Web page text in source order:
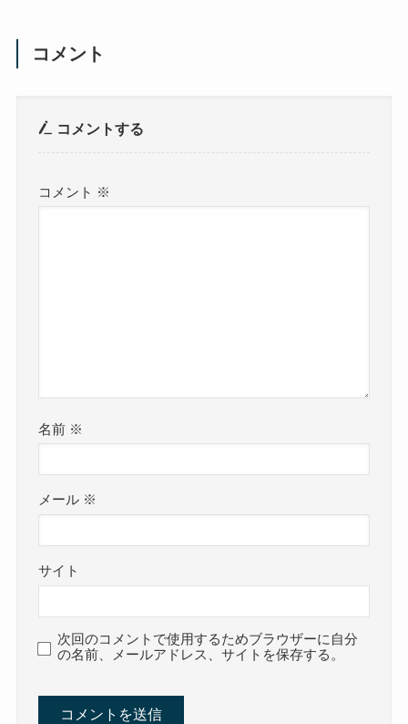
コメント
コメントする
コメント ※
名前 ※
メール ※
サイト
次回のコメントで使用するためブラウザーに自分
の名前、メールアドレス、サイトを保存する。